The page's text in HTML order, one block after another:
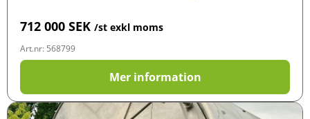
712 000 SEK /st exkl moms
Art.nr: 568799
Mer information